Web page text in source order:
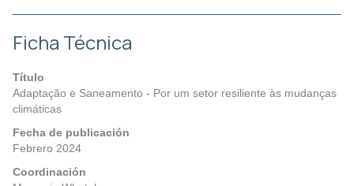
Ficha Técnica
Título
Adaptação e Saneamento - Por um setor resiliente às mudanças
climáticas
Fecha de publicación
Febrero 2024
Coordinación